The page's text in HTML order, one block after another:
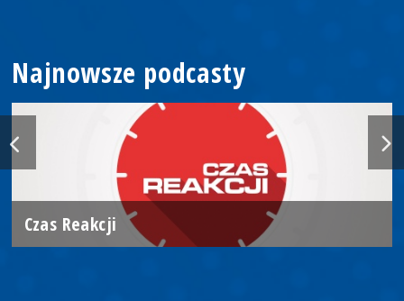
Najnowsze podcasty
Czas Reakcji